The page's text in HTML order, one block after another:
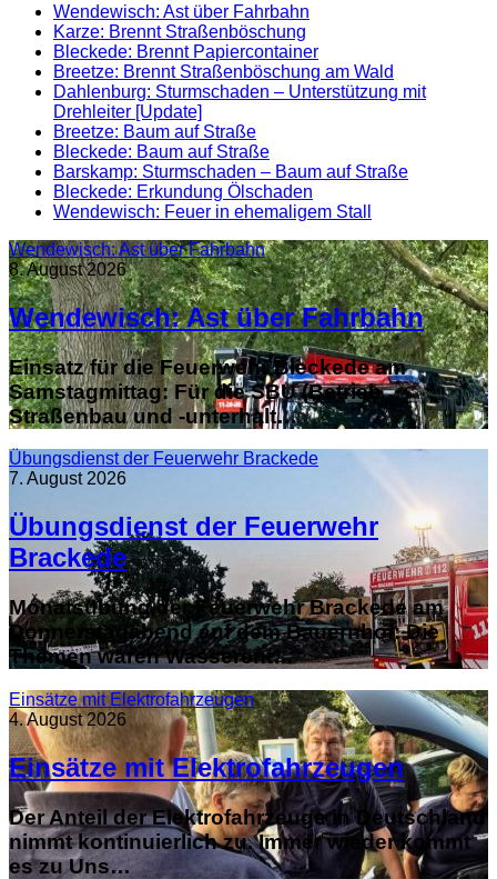
Wendewisch: Ast über Fahrbahn
Karze: Brennt Straßenböschung
Bleckede: Brennt Papiercontainer
Breetze: Brennt Straßenböschung am Wald
Dahlenburg: Sturmschaden – Unterstützung mit
Drehleiter [Update]
Breetze: Baum auf Straße
Bleckede: Baum auf Straße
Barskamp: Sturmschaden – Baum auf Straße
Bleckede: Erkundung Ölschaden
Wendewisch: Feuer in ehemaligem Stall
Wendewisch: Ast über Fahrbahn
8. August 2026
Wendewisch: Ast über Fahrbahn
Einsatz für die Feuerwehr Bleckede am
Samstagmittag: Für die SBU (Betrieb
Straßenbau und -unterhalt…
Übungsdienst der Feuerwehr Brackede
7. August 2026
Übungsdienst der Feuerwehr
Brackede
Monatsübung der Feuerwehr Brackede am
Donnerstagabend auf dem Bauernhof: Die
Themen waren Wasserent…
Einsätze mit Elektrofahrzeugen
4. August 2026
Einsätze mit Elektrofahrzeugen
Der Anteil der Elektrofahrzeuge in Deutschland
nimmt kontinuierlich zu. Immer wieder kommt
es zu Uns…